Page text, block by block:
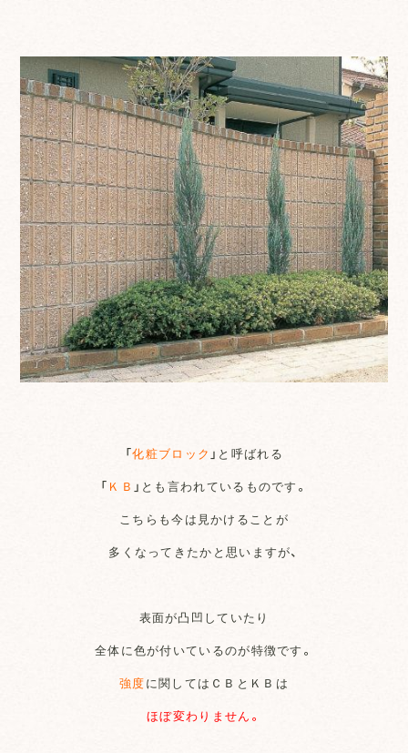
「化粧ブロック 」と呼ばれる
「 ＫＢ 」とも言われているものです。
こちらも今は見かけることが
多くなってきたかと思いますが、
表面が凸凹していたり
全体に色が付いているのが特徴です。
強度に関してはＣＢとＫＢは
ほぼ変わりません。